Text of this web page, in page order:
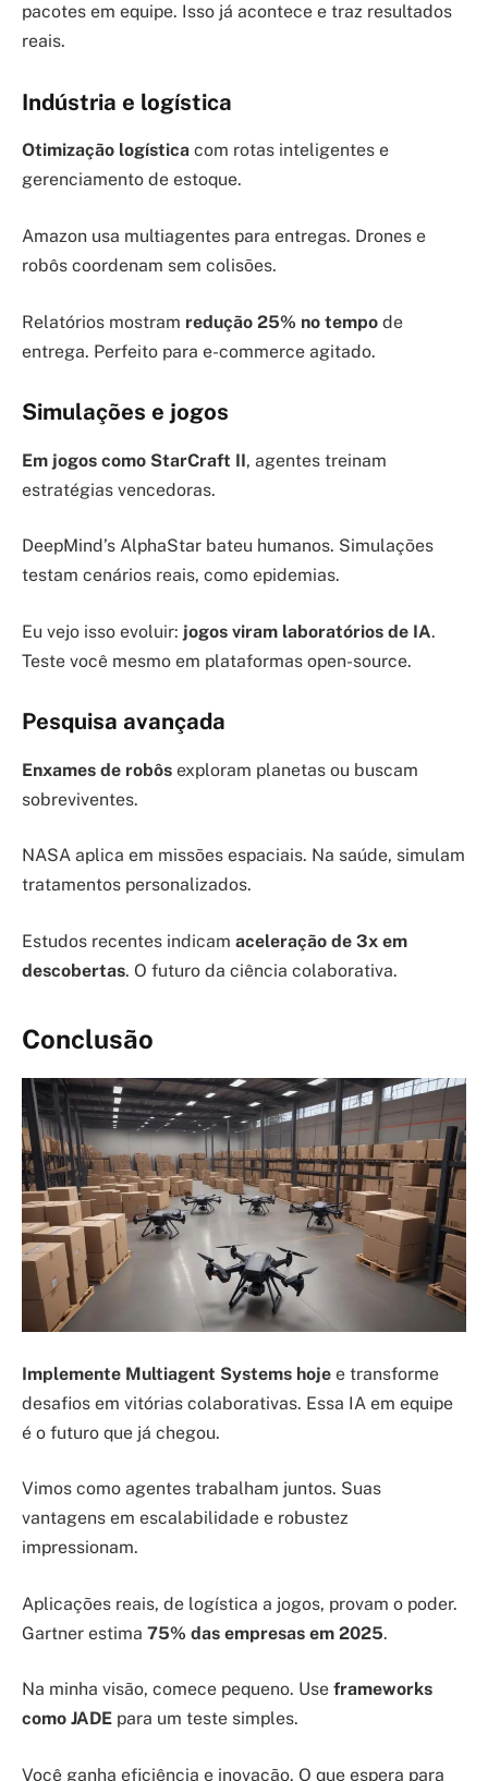
pacotes em equipe. Isso já acontece e traz resultados
reais.
Indústria e logística
Otimização logística com rotas inteligentes e
gerenciamento de estoque.
Amazon usa multiagentes para entregas. Drones e
robôs coordenam sem colisões.
Relatórios mostram redução 25% no tempo de
entrega. Perfeito para e-commerce agitado.
Simulações e jogos
Em jogos como StarCraft II, agentes treinam
estratégias vencedoras.
DeepMind’s AlphaStar bateu humanos. Simulações
testam cenários reais, como epidemias.
Eu vejo isso evoluir: jogos viram laboratórios de IA.
Teste você mesmo em plataformas open-source.
Pesquisa avançada
Enxames de robôs exploram planetas ou buscam
sobreviventes.
NASA aplica em missões espaciais. Na saúde, simulam
tratamentos personalizados.
Estudos recentes indicam aceleração de 3x em
descobertas. O futuro da ciência colaborativa.
Conclusão
Implemente Multiagent Systems hoje e transforme
desafios em vitórias colaborativas. Essa IA em equipe
é o futuro que já chegou.
Vimos como agentes trabalham juntos. Suas
vantagens em escalabilidade e robustez
impressionam.
Aplicações reais, de logística a jogos, provam o poder.
Gartner estima 75% das empresas em 2025.
Na minha visão, comece pequeno. Use frameworks
como JADE para um teste simples.
Você ganha eficiência e inovação. O que espera para